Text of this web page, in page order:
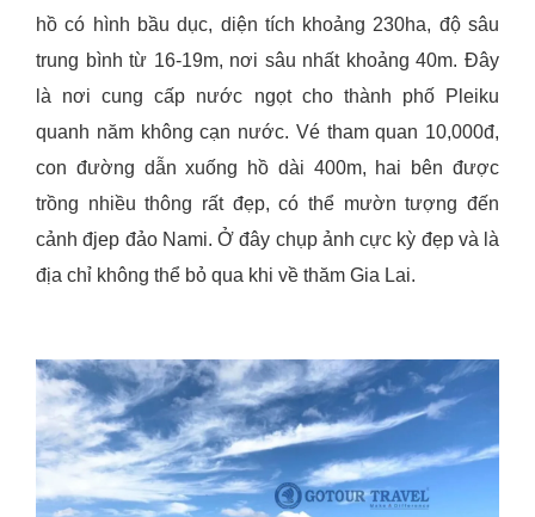
hồ có hình bầu dục, diện tích khoảng 230ha, độ sâu
trung bình từ 16-19m, nơi sâu nhất khoảng 40m. Đây
là nơi cung cấp nước ngọt cho thành phố Pleiku
quanh năm không cạn nước. Vé tham quan 10,000đ,
con đường dẫn xuống hồ dài 400m, hai bên được
trồng nhiều thông rất đẹp, có thể mườn tượng đến
cảnh đjep đảo Nami. Ở đây chụp ảnh cực kỳ đẹp và là
địa chỉ không thể bỏ qua khi về thăm Gia Lai.